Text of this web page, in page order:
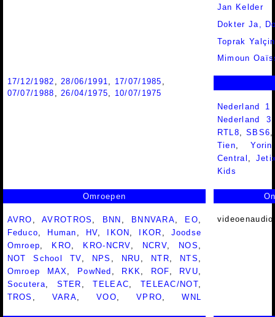
Jan Kelder
Dokter Ja,
Toprak
Mimoun
17/12/1982 ,28/06/1991, 17/07/1985 ,
07/07/1988 ,26/04/1975, 10/07/1975
Nederland
Nederland
RTL8 ,SBS6
Tien ,Yorin
Central
Kids
Omroepen
AVRO ,AVROTROS , BNN , BNNVARA, EO,
Feduco, Human , HV, IKON , IKOR , Joodse
Omroep, KRO, KRO-NCRV, NCRV, NOS ,
NOT School TV, NPS , NRU , NTR, NTS ,
Omroep MAX, PowNed , RKK, ROF, RVU,
Socutera, STER ,TELEAC, TELEAC/NOT,
TROS , VARA,VOO,VPRO,WNL